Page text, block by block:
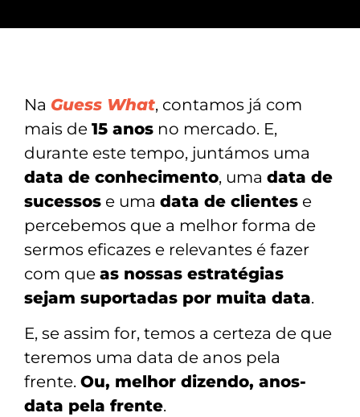
Na Guess What, contamos já com
mais de 15 anos no mercado. E,
durante este tempo, juntámos uma
data de conhecimento, uma data de
sucessos e uma data de clientes e
percebemos que a melhor forma de
sermos eficazes e relevantes é fazer
com que as nossas estratégias
sejam suportadas por muita data.
E, se assim for, temos a certeza de que
teremos uma data de anos pela
frente. Ou, melhor dizendo, anos-
data pela frente.